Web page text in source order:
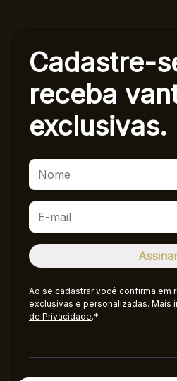
Cadastre-
receba
exclusivas.
Ao se cadastrar você confirma em
exclusivas e personalizadas. Mais
de Privacidade.*